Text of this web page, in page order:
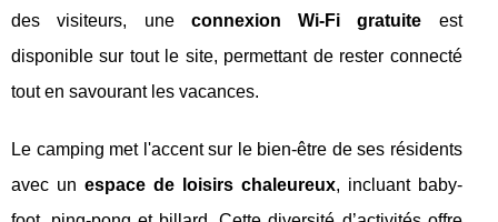
des visiteurs, une connexion Wi-Fi gratuite est
disponible sur tout le site, permettant de rester connecté
tout en savourant les vacances.
Le camping met l'accent sur le bien-être de ses résidents
avec un espace de loisirs chaleureux, incluant baby-